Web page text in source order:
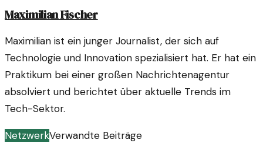
Maximilian Fischer
Maximilian ist ein junger Journalist, der sich auf
Technologie und Innovation spezialisiert hat. Er hat ein
Praktikum bei einer großen Nachrichtenagentur
absolviert und berichtet über aktuelle Trends im
Tech-Sektor.
NetzwerkVerwandte Beiträge